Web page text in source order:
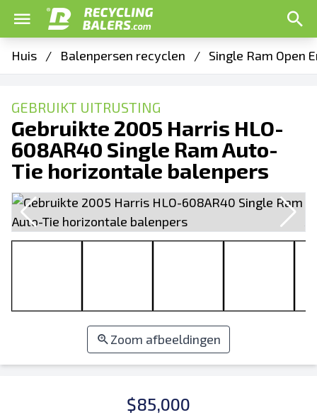
Huis / Balenpersen recyclen / Single Ram Open
GEBRUIKT UITRUSTING
Gebruikte 2005 Harris HLO-
608AR40 Single Ram Auto-
Tie horizontale balenpers
Zoom afbeeldingen
$85,000